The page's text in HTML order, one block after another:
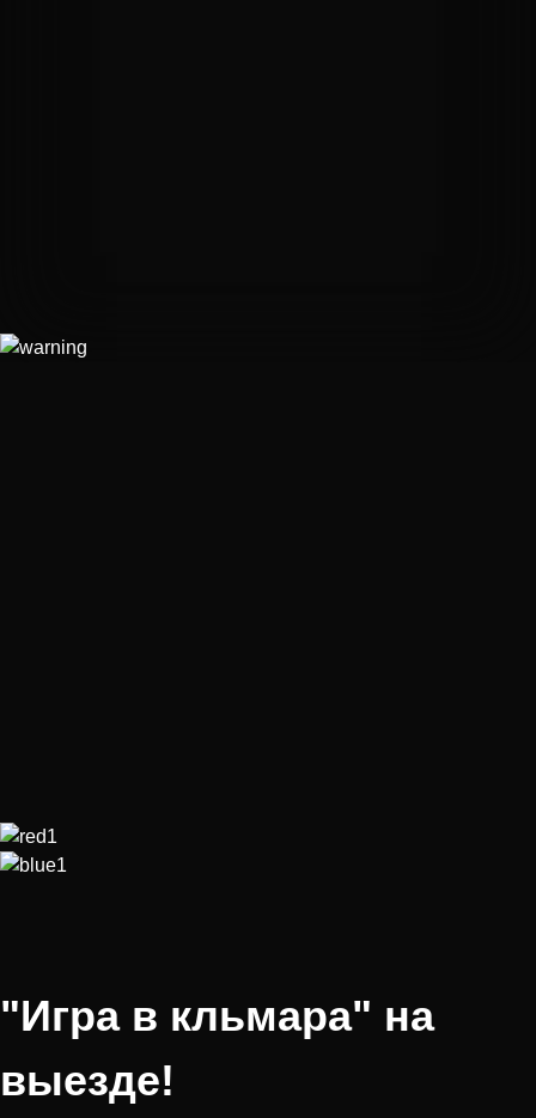
Для детей до 10 лет есть послабления. Для
"Игра в кльмара" на
выезде!